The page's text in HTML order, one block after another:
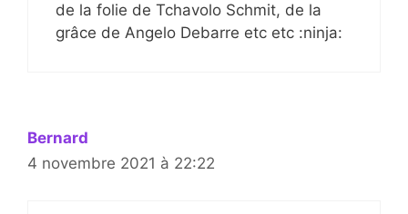
de la folie de Tchavolo Schmit, de la
grâce de Angelo Debarre etc etc :ninja:
Bernard
4 novembre 2021 à 22:22